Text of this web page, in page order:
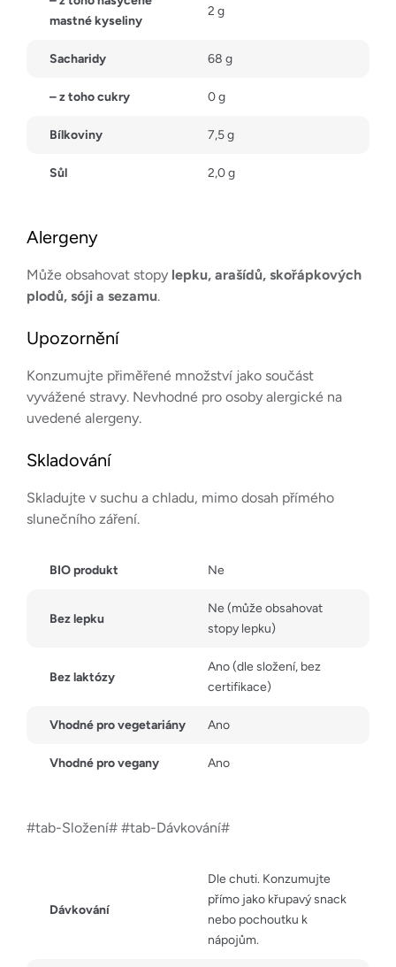
mastné kyseliny
2 g
Sacharidy 68 g
– z toho cukry 0 g
Bílkoviny 7,5 g
Sůl 2,0 g
Alergeny
Může obsahovat stopy lepku, arašídů, skořápkových
plodů, sóji a sezamu.
Upozornění
Konzumujte přiměřené množství jako součást
vyvážené stravy. Nevhodné pro osoby alergické na
uvedené alergeny.
Skladování
Skladujte v suchu a chladu, mimo dosah přímého
slunečního záření.
BIO produkt Ne
Bez lepku
Ne (může obsahovat
stopy lepku)
Bez laktózy
Ano (dle složení, bez
certifikace)
Vhodné pro vegetariány Ano
Vhodné pro vegany Ano
#tab-Složení# #tab-Dávkování#
Dávkování
Dle chuti. Konzumujte
přímo jako křupavý snack
nebo pochoutku k
nápojům.